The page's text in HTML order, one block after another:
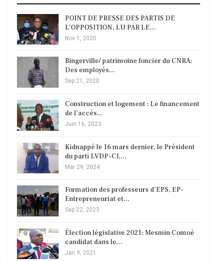
POINT DE PRESSE DES PARTIS DE
L’OPPOSITION, LU PAR LE…
Nov 1, 2020
Bingerville/ patrimoine foncier du CNRA:
Des employés…
Sep 21, 2020
Construction et logement : Le financement
de l’accès…
Juin 16, 2023
Kidnappé le 16 mars dernier, le Président
du parti LVDP-CI,…
Mar 29, 2024
Formation des professeurs d’EPS, EP-
Entrepreneuriat et…
Sep 22, 2023
Élection législative 2021: Mesmin Comoé
candidat dans le…
Jan 9, 2021